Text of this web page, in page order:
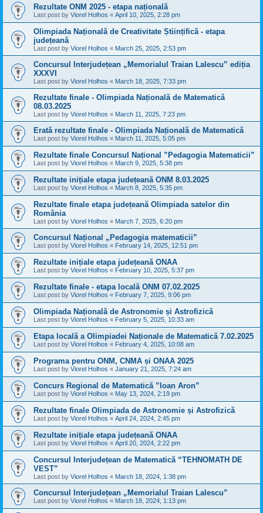
Rezultate ONM 2025 - etapa națională
Last post by Viorel Holhos « April 10, 2025, 2:28 pm
Olimpiada Națională de Creativitate Științifică - etapa
județeană
Last post by Viorel Holhos « March 25, 2025, 2:53 pm
Concursul Interjudețean „Memorialul Traian Lalescu” ediția
XXXVI
Last post by Viorel Holhos « March 18, 2025, 7:33 pm
Rezultate finale - Olimpiada Națională de Matematică
08.03.2025
Last post by Viorel Holhos « March 11, 2025, 7:23 pm
Erată rezultate finale - Olimpiada Națională de Matematică
Last post by Viorel Holhos « March 11, 2025, 5:05 pm
Rezultate finale Concursul Național ”Pedagogia Matematicii”
Last post by Viorel Holhos « March 9, 2025, 5:38 pm
Rezultate inițiale etapa județeană ONM 8.03.2025
Last post by Viorel Holhos « March 8, 2025, 5:35 pm
Rezultate finale etapa județeană Olimpiada satelor din
România
Last post by Viorel Holhos « March 7, 2025, 6:20 pm
Concursul Național „Pedagogia matematicii”
Last post by Viorel Holhos « February 14, 2025, 12:51 pm
Rezultate inițiale etapa județeană ONAA
Last post by Viorel Holhos « February 10, 2025, 5:37 pm
Rezultate finale - etapa locală ONM 07.02.2025
Last post by Viorel Holhos « February 7, 2025, 9:06 pm
Olimpiada Națională de Astronomie și Astrofizică
Last post by Viorel Holhos « February 5, 2025, 10:33 am
Etapa locală a Olimpiadei Naționale de Matematică 7.02.2025
Last post by Viorel Holhos « February 4, 2025, 10:08 am
Programa pentru ONM, CNMA și ONAA 2025
Last post by Viorel Holhos « January 21, 2025, 7:24 am
Concurs Regional de Matematică ”Ioan Aron”
Last post by Viorel Holhos « May 13, 2024, 2:19 pm
Rezultate finale Olimpiada de Astronomie și Astrofizică
Last post by Viorel Holhos « April 24, 2024, 2:45 pm
Rezultate inițiale etapa județeană ONAA
Last post by Viorel Holhos « April 20, 2024, 2:22 pm
Concursul Interjudețean de Matematică “TEHNOMATH DE
VEST”
Last post by Viorel Holhos « March 18, 2024, 1:38 pm
Concursul Interjudețean „Memorialul Traian Lalescu”
Last post by Viorel Holhos « March 18, 2024, 1:13 pm